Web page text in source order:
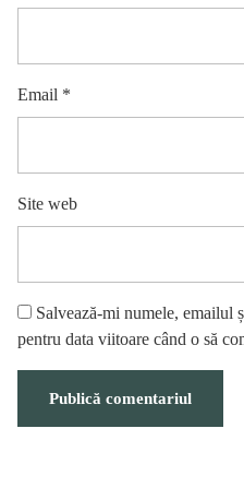
Email *
Site web
Salvează-mi numele, emailul
pentru data viitoare când o să